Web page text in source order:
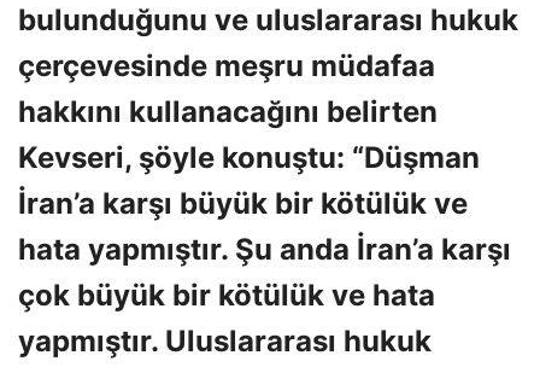
bulunduğunu ve uluslararası hukuk
çerçevesinde meşru müdafaa
hakkını kullanacağını belirten
Kevseri, şöyle konuştu: “Düşman
İran’a karşı büyük bir kötülük ve
hata yapmıştır. Şu anda İran’a karşı
çok büyük bir kötülük ve hata
yapmıştır. Uluslararası hukuk